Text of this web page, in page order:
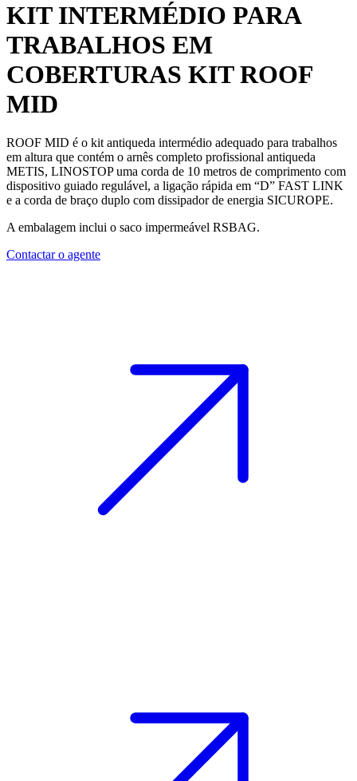
KIT INTERMÉDIO PARA
TRABALHOS EM
COBERTURAS KIT ROOF
MID
ROOF MID é o kit antiqueda intermédio adequado para trabalhos
em altura que contém o arnês completo profissional antiqueda
METIS, LINOSTOP uma corda de 10 metros de comprimento com
dispositivo guiado regulável, a ligação rápida em “D” FAST LINK
e a corda de braço duplo com dissipador de energia SICUROPE.
A embalagem inclui o saco impermeável RSBAG.
Contactar o agente